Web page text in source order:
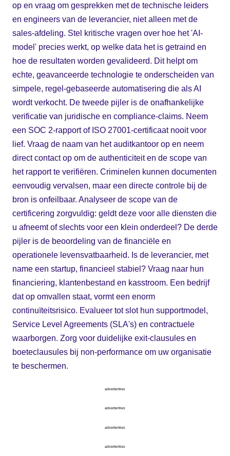
op en vraag om gesprekken met de technische leiders
en engineers van de leverancier, niet alleen met de
sales-afdeling. Stel kritische vragen over hoe het 'AI-
model' precies werkt, op welke data het is getraind en
hoe de resultaten worden gevalideerd. Dit helpt om
echte, geavanceerde technologie te onderscheiden van
simpele, regel-gebaseerde automatisering die als AI
wordt verkocht. De tweede pijler is de onafhankelijke
verificatie van juridische en compliance-claims. Neem
een SOC 2-rapport of ISO 27001-certificaat nooit voor
lief. Vraag de naam van het auditkantoor op en neem
direct contact op om de authenticiteit en de scope van
het rapport te verifiëren. Criminelen kunnen documenten
eenvoudig vervalsen, maar een directe controle bij de
bron is onfeilbaar. Analyseer de scope van de
certificering zorgvuldig: geldt deze voor alle diensten die
u afneemt of slechts voor een klein onderdeel? De derde
pijler is de beoordeling van de financiële en
operationele levensvatbaarheid. Is de leverancier, met
name een startup, financieel stabiel? Vraag naar hun
financiering, klantenbestand en kasstroom. Een bedrijf
dat op omvallen staat, vormt een enorm
continuïteitsrisico. Evalueer tot slot hun supportmodel,
Service Level Agreements (SLA's) en contractuele
waarborgen. Zorg voor duidelijke exit-clausules en
boeteclausules bij non-performance om uw organisatie
te beschermen.
advertenties
advertenties
advertenties
advertenties